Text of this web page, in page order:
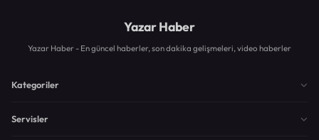
Yazar Haber
Yazar Haber - En güncel haberler, son dakika gelişmeleri, video haberler
Kategoriler
Servisler